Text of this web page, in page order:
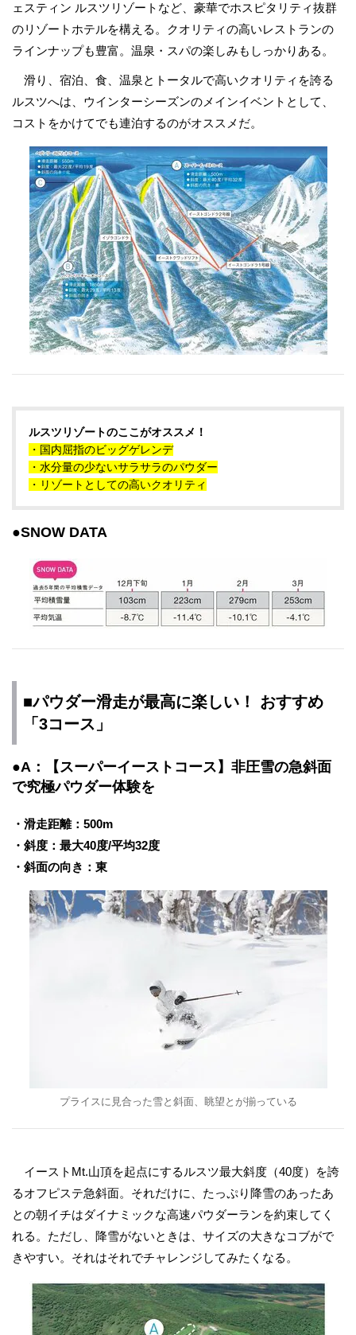
ェスティン ルスツリゾートなど、豪華でホスピタリティ抜群
のリゾートホテルを構える。クオリティの高いレストランの
ラインナップも豊富。温泉・スパの楽しみもしっかりある。
滑り、宿泊、食、温泉とトータルで高いクオリティを誇る
ルスツへは、ウインターシーズンのメインイベントとして、
コストをかけてでも連泊するのがオススメだ。
ルスツリゾートのここがオススメ！
・国内屈指のビッグゲレンデ
・水分量の少ないサラサラのパウダー
・リゾートとしての高いクオリティ
●SNOW DATA
■パウダー滑走が最高に楽しい！ おすすめ
「3コース」
●A：【スーパーイーストコース】非圧雪の急斜面
で究極パウダー体験を
・滑走距離：500m
・斜度：最大40度/平均32度
・斜面の向き：東
プライスに見合った雪と斜面、眺望とが揃っている
イーストMt.山頂を起点にするルスツ最大斜度（40度）を誇
るオフピステ急斜面。それだけに、たっぷり降雪のあったあ
との朝イチはダイナミックな高速パウダーランを約束してく
れる。ただし、降雪がないときは、サイズの大きなコブがで
きやすい。それはそれでチャレンジしてみたくなる。